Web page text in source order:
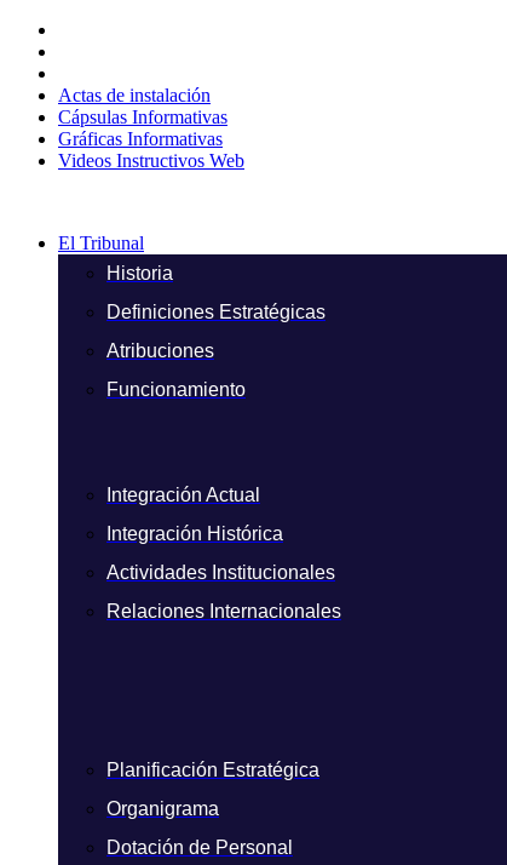
contenido
Actas de instalación
Cápsulas Informativas
Gráficas Informativas
Videos Instructivos Web
El Tribunal
Historia
Definiciones Estratégicas
Atribuciones
Funcionamiento
Integración Actual
Integración Histórica
Actividades Institucionales
Relaciones Internacionales
Planificación Estratégica
Organigrama
Dotación de Personal